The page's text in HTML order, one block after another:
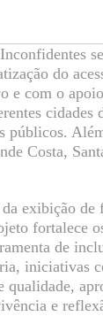
do
e com o
cidades
públicos.
Costa,
exibição
fortalece
de
iniciativas
qualidade,
e